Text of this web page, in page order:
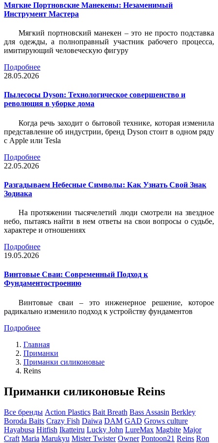
Мягкие Портновские Манекены: Незаменимый
Инструмент Мастера
Мягкий портновский манекен – это не просто подставка
для одежды, а полноправный участник рабочего процесса,
имитирующий человеческую фигуру
Подробнее
28.05.2026
Пылесосы Dyson: Технологическое совершенство и
революция в уборке дома
Когда речь заходит о бытовой технике, которая изменила
представление об индустрии, бренд Dyson стоит в одном ряду
с Apple или Tesla
Подробнее
22.05.2026
Разгадываем Небесные Символы: Как Узнать Свой Знак
Зодиака
На протяжении тысячелетий люди смотрели на звездное
небо, пытаясь найти в нем ответы на свои вопросы о судьбе,
характере и отношениях
Подробнее
19.05.2026
Винтовые Сваи: Современный Подход к
Фундаментостроению
Винтовые сваи – это инженерное решение, которое
радикально изменило подход к устройству фундаментов
Подробнее
Главная
Приманки
Приманки силиконовые
Reins
Приманки силиконовые Reins
Все бренды Action Plastics Bait Breath Bass Assasin Berkley
Boroda Baits Crazy Fish Daiwa DAM GAD Grows culture
Hayabusa Hitfish Ikatteiru Lucky John LureMax Magbite Major
Craft Maria Marukyu Mister Twister Owner Pontoon21 Reins Ron